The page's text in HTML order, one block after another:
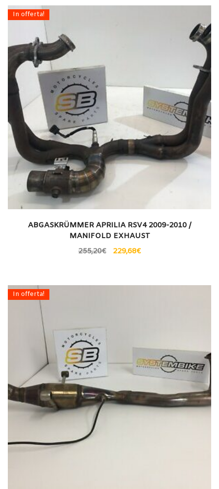
In offerta!
ABGASKRÜMMER APRILIA RSV4 2009-2010 /
MANIFOLD EXHAUST
255,20€ 229,68€
In offerta!